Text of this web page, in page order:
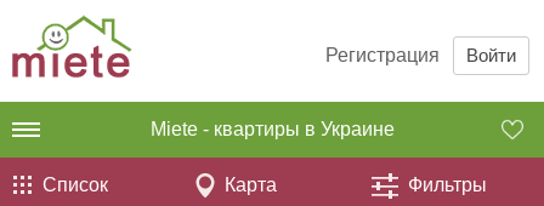
Регистрация Войти
Miete - квартиры в Украине
Список Карта Фильтры